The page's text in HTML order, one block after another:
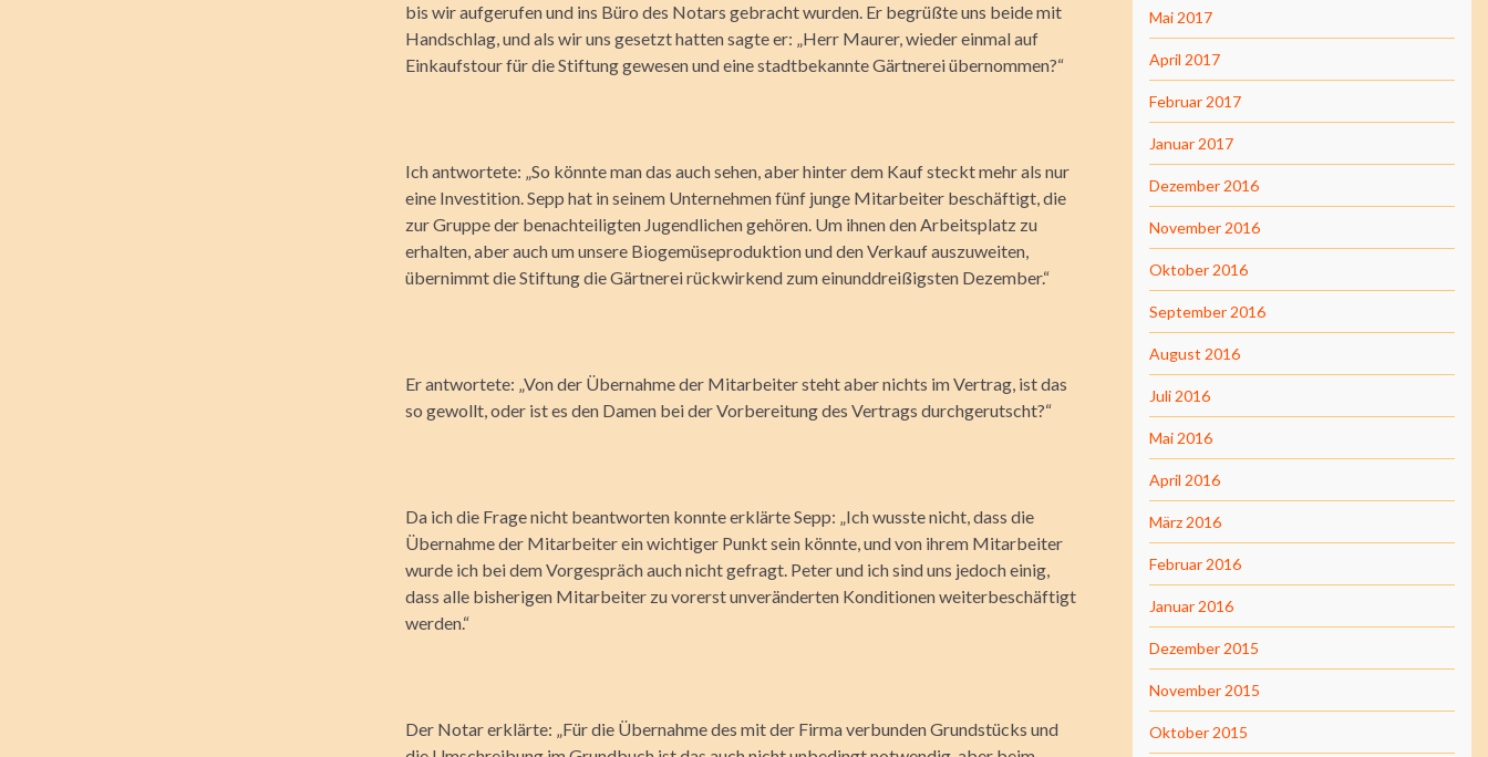
bis wir aufgerufen und ins Büro des Notars gebracht wurden. Er begrüßte uns beide mit
Handschlag, und als wir uns gesetzt hatten sagte er: „Herr Maurer, wieder einmal auf
Einkaufstour für die Stiftung gewesen und eine stadtbekannte Gärtnerei übernommen?“
Ich antwortete: „So könnte man das auch sehen, aber hinter dem Kauf steckt mehr als nur
eine Investition. Sepp hat in seinem Unternehmen fünf junge Mitarbeiter beschäftigt, die
zur Gruppe der benachteiligten Jugendlichen gehören. Um ihnen den Arbeitsplatz zu
erhalten, aber auch um unsere Biogemüseproduktion und den Verkauf auszuweiten,
übernimmt die Stiftung die Gärtnerei rückwirkend zum einunddreißigsten Dezember.“
Er antwortete: „Von der Übernahme der Mitarbeiter steht aber nichts im Vertrag, ist das
so gewollt, oder ist es den Damen bei der Vorbereitung des Vertrags durchgerutscht?“
Da ich die Frage nicht beantworten konnte erklärte Sepp: „Ich wusste nicht, dass die
Übernahme der Mitarbeiter ein wichtiger Punkt sein könnte, und von ihrem Mitarbeiter
wurde ich bei dem Vorgespräch auch nicht gefragt. Peter und ich sind uns jedoch einig,
dass alle bisherigen Mitarbeiter zu vorerst unveränderten Konditionen weiterbeschäftigt
werden.“
Der Notar erklärte: „Für die Übernahme des mit der Firma verbunden Grundstücks und
Mai 2017
April 2017
Februar 2017
Januar 2017
Dezember 2016
November 2016
Oktober 2016
September 2016
August 2016
Juli 2016
Mai 2016
April 2016
März 2016
Februar 2016
Januar 2016
Dezember 2015
November 2015
Oktober 2015